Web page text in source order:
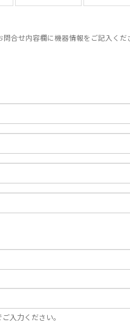
合せ内容欄に機器情報をご記入くだ
入力ください。